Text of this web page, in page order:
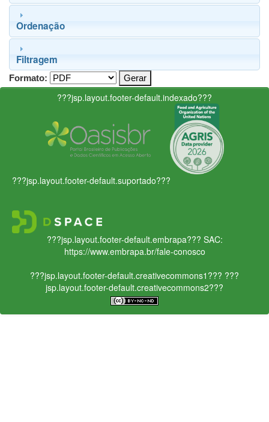
Ordenação
Filtragem
Formato:
???jsp.layout.footer-default.indexado???
???jsp.layout.footer-default.suportado???
???jsp.layout.footer-default.embrapa??? SAC:
https://www.embrapa.br/fale-conosco
???jsp.layout.footer-default.creativecommons1??? ???
jsp.layout.footer-default.creativecommons2???